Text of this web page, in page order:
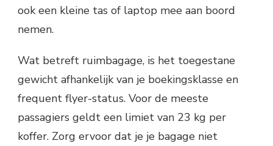
ook een kleine tas of laptop mee aan boord
nemen.
Wat betreft ruimbagage, is het toegestane
gewicht afhankelijk van je boekingsklasse en
frequent flyer-status. Voor de meeste
passagiers geldt een limiet van 23 kg per
koffer. Zorg ervoor dat je je bagage niet